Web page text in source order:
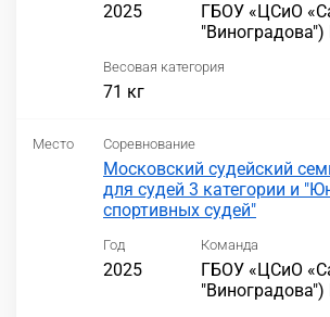
2025
ГБОУ «ЦСиО
Весовая категория
71 кг
Место Соревнование
Московский судейский
для судей 3 категории и
спортивных судей"
Год
2025
Команда
ГБОУ «ЦСиО